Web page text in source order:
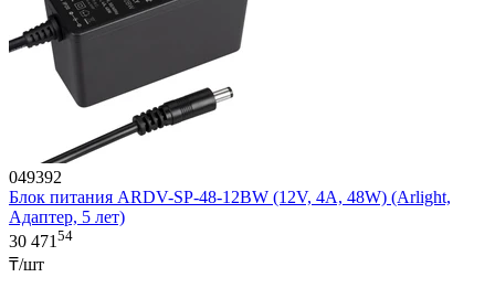
049392
Блок питания ARDV-SP-48-12BW (12V, 4A, 48W) (Arlight,
Адаптер, 5 лет)
30 471 54
₸/шт